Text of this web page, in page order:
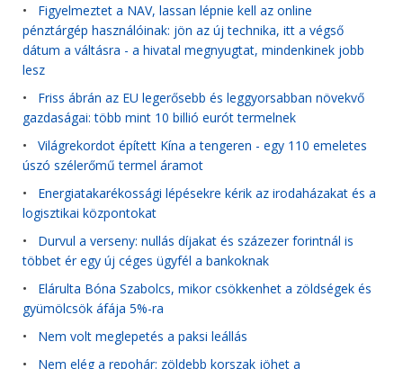
• Figyelmeztet a NAV, lassan lépnie kell az online
pénztárgép használóinak: jön az új technika, itt a végső
dátum a váltásra - a hivatal megnyugtat, mindenkinek jobb
lesz
• Friss ábrán az EU legerősebb és leggyorsabban növekvő
gazdaságai: több mint 10 billió eurót termelnek
• Világrekordot épített Kína a tengeren - egy 110 emeletes
úszó szélerőmű termel áramot
• Energiatakarékossági lépésekre kérik az irodaházakat és a
logisztikai központokat
• Durvul a verseny: nullás díjakat és százezer forintnál is
többet ér egy új céges ügyfél a bankoknak
• Elárulta Bóna Szabolcs, mikor csökkenhet a zöldségek és
gyümölcsök áfája 5%-ra
• Nem volt meglepetés a paksi leállás
• Nem elég a repohár: zöldebb korszak jöhet a